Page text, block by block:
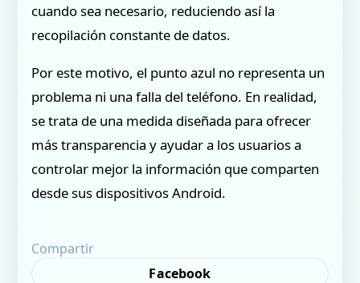
cuando sea necesario, reduciendo así la
recopilación constante de datos.
Por este motivo, el punto azul no representa un
problema ni una falla del teléfono. En realidad,
se trata de una medida diseñada para ofrecer
más transparencia y ayudar a los usuarios a
controlar mejor la información que comparten
desde sus dispositivos Android.
Compartir
Facebook